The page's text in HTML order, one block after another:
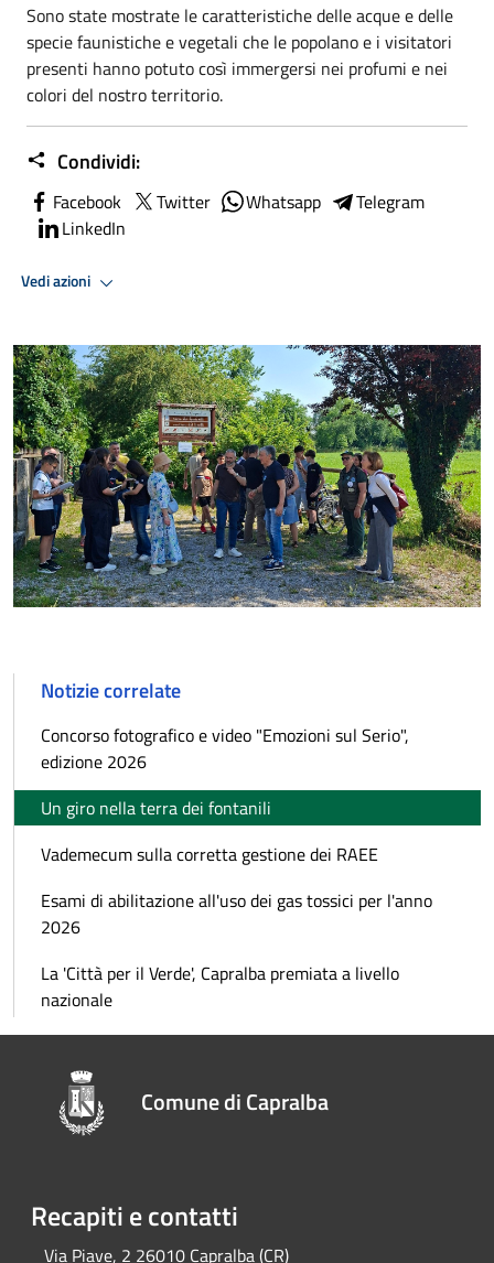
Sono state mostrate le caratteristiche delle acque e delle
specie faunistiche e vegetali che le popolano e i visitatori
presenti hanno potuto così immergersi nei profumi e nei
colori del nostro territorio.
Condividi:
Facebook Twitter Whatsapp
Telegram
LinkedIn
Vedi azioni
Notizie correlate
Concorso fotografico e video "Emozioni sul Serio",
edizione 2026
Un giro nella terra dei fontanili
Vademecum sulla corretta gestione dei RAEE
Esami di abilitazione all'uso dei gas tossici per l'anno
2026
La 'Città per il Verde', Capralba premiata a livello
nazionale
Comune di Capralba
Recapiti e contatti
Via Piave, 2 26010 Capralba (CR)